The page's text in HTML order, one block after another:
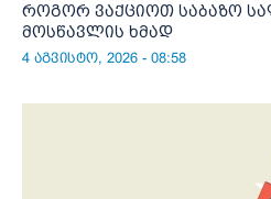
როგორ ვაქციოთ საბაზო
მოსწავლის ხმად
4 აგვისტო, 2026 - 08:58